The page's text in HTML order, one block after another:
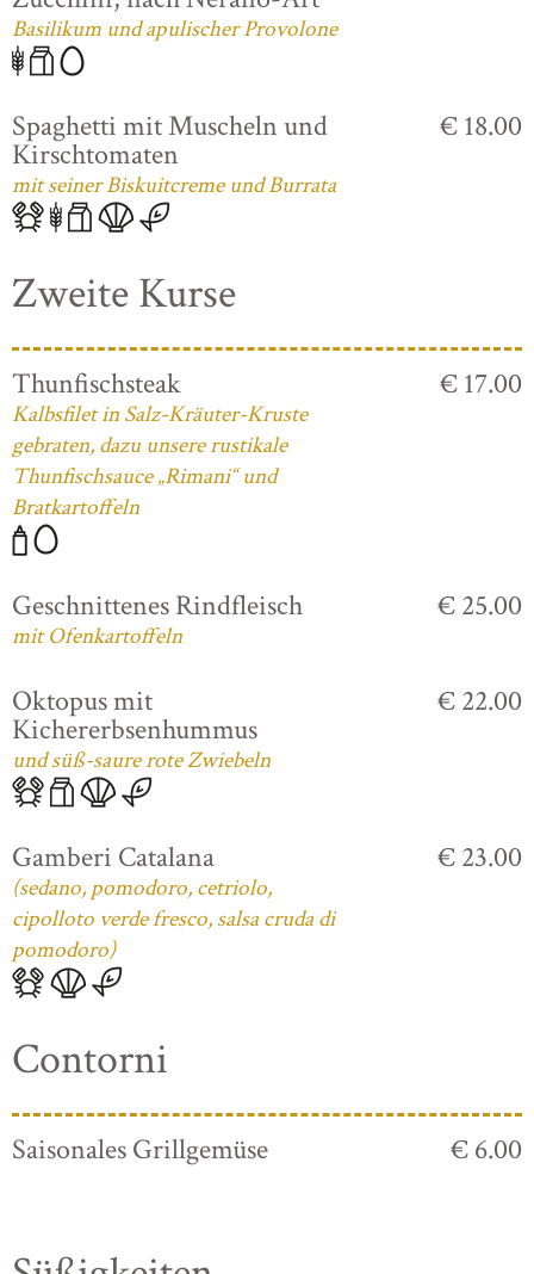
Basilikum und apulischer Provolone
Spaghetti mit Muscheln und
Kirschtomaten
mit seiner Biskuitcreme und Burrata
€ 18.00
Zweite Kurse
Thunfischsteak
Kalbsfilet in Salz-Kräuter-Kruste
gebraten, dazu unsere rustikale
Thunfischsauce „Rimani“ und
Bratkartoffeln
€ 17.00
Geschnittenes Rindfleisch
mit Ofenkartoffeln
€ 25.00
Oktopus mit
Kichererbsenhummus
und süß-saure rote Zwiebeln
€ 22.00
Gamberi Catalana
(sedano, pomodoro, cetriolo,
cipolloto verde fresco, salsa cruda di
pomodoro)
€ 23.00
Contorni
Saisonales Grillgemüse € 6.00